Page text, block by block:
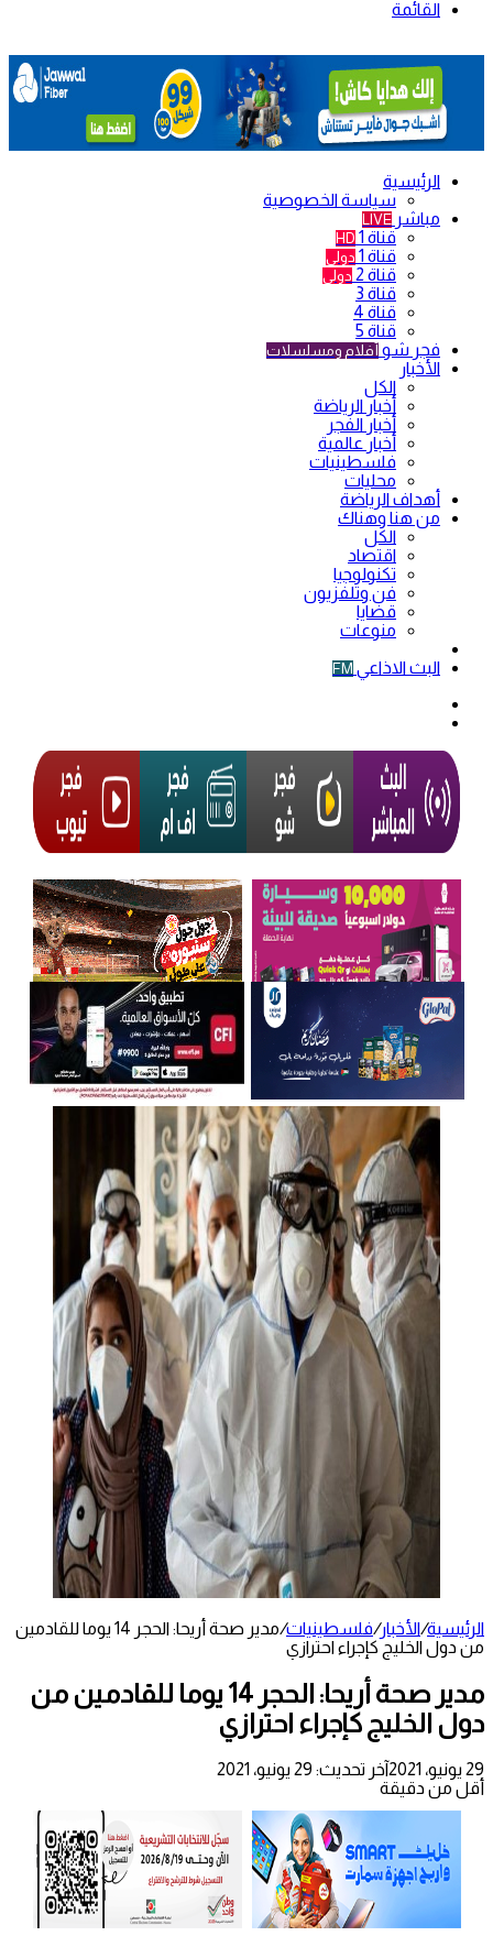
القائمة
الرئيسية
سياسة الخصوصية
مباشر LIVE
قناة 1 HD
قناة 1 دولي
قناة 2 دولي
قناة 3
قناة 4
قناة 5
فجر شو أفلام ومسلسلات
الأخبار
الكل
أخبار الرياضة
أخبار الفجر
أخبار عالمية
فلسطينيات
محليات
أهداف الرياضة
من هنا وهناك
الكل
اقتصاد
تكنولوجيا
فن وتلفزيون
قضايا
منوعات
البث الاذاعي FM
الرئيسية/الأخبار/فلسطينيات/
مدير صحة أريحا: الحجر 14 يوما للقادمين
من دول الخليج كإجراء احترازي
مدير صحة أريحا: الحجر 14 يوما للقادمين من
دول الخليج كإجراء احترازي
29 يونيو، 2021
آخر تحديث: 29 يونيو، 2021
أقل من دقيقة